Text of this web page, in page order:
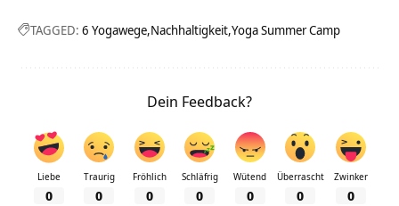
TAGGED: 6 Yogawege Nachhaltigkeit Yoga Summer Camp
Dein Feedback?
Liebe
0
Traurig
0
Fröhlich
0
Schläfrig
0
Wütend
0
Überrascht
0
Zwinker
0